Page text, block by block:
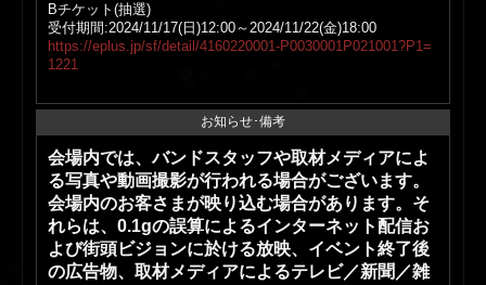
Bチケット(抽選)
受付期間:2024/11/17(日)12:00～2024/11/22(金)18:00
https://eplus.jp/sf/detail/4160220001-P0030001P021001?P1=
1221
お知らせ･備考
会場内では、バンドスタッフや取材メディアによ
る写真や動画撮影が行われる場合がございます。
会場内のお客さまが映り込む場合があります。そ
れらは、0.1gの誤算によるインターネット配信お
よび街頭ビジョンに於ける放映、イベント終了後
の広告物、取材メディアによるテレビ／新聞／雑